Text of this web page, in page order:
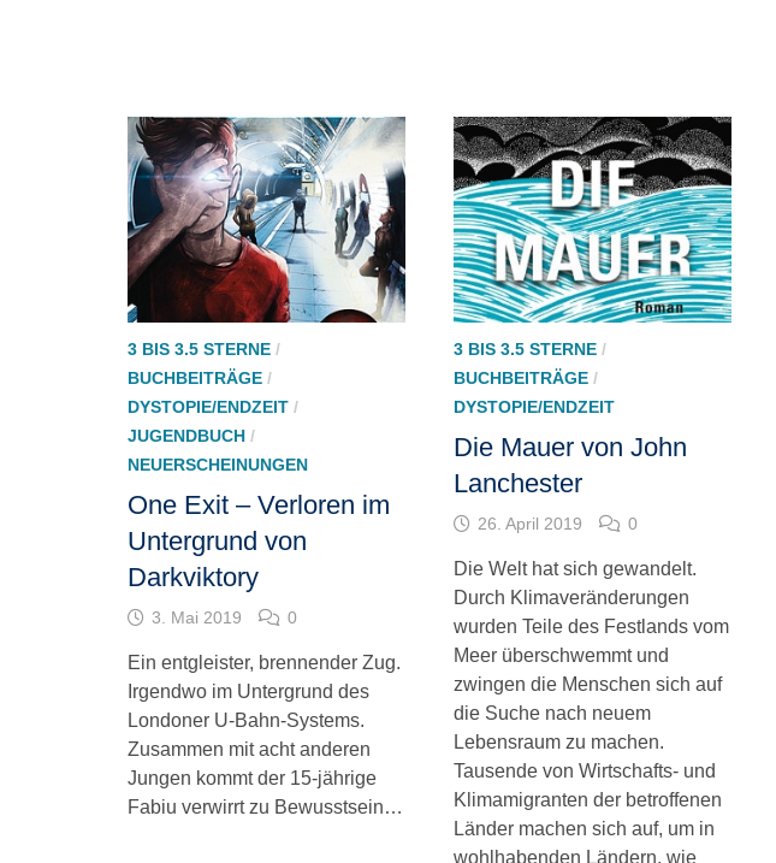
3 BIS 3.5 STERNE /
BUCHBEITRÄGE /
DYSTOPIE/ENDZEIT /
JUGENDBUCH /
NEUERSCHEINUNGEN
One Exit – Verloren im
Untergrund von
Darkviktory
3. Mai 2019 0
Ein entgleister, brennender Zug.
Irgendwo im Untergrund des
Londoner U-Bahn-Systems.
Zusammen mit acht anderen
Jungen kommt der 15-jährige
Fabiu verwirrt zu Bewusstsein…
3 BIS 3.5 STERNE/
BUCHBEITRÄGE/
DYSTOPIE/ENDZEIT
Die Mauer von John
Lanchester
26. April 2019 0
Die Welt hat sich gewandelt.
Durch Klimaveränderungen
wurden Teile des Festlands vom
Meer überschwemmt und
zwingen die Menschen sich auf
die Suche nach neuem
Lebensraum zu machen.
Tausende von Wirtschafts- und
Klimamigranten der betroffenen
Länder machen sich auf, um in
wohlhabenden Ländern, wie